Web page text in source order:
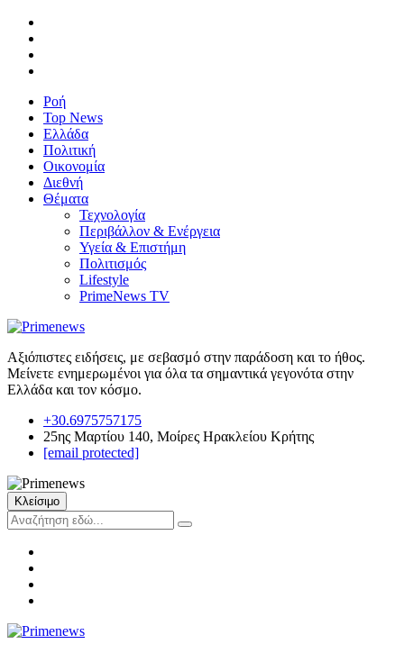
Ροή
Top News
Ελλάδα
Πολιτική
Οικονομία
Διεθνή
Θέματα
Τεχνολογία
Περιβάλλον & Ενέργεια
Υγεία & Επιστήμη
Πολιτισμός
Lifestyle
PrimeNews TV
Αξιόπιστες ειδήσεις, με σεβασμό στην παράδοση και το ήθος.
Μείνετε ενημερωμένοι για όλα τα σημαντικά γεγονότα στην
Ελλάδα και τον κόσμο.
+30.6975757175
25ης Μαρτίου 140, Μοίρες Ηρακλείου Κρήτης
[email protected]
Κλείσιμο